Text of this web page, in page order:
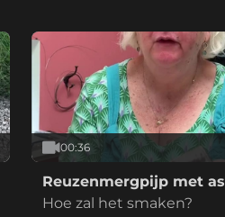
00:36
Reuzenmergpijp met as
Hoe zal het smaken?